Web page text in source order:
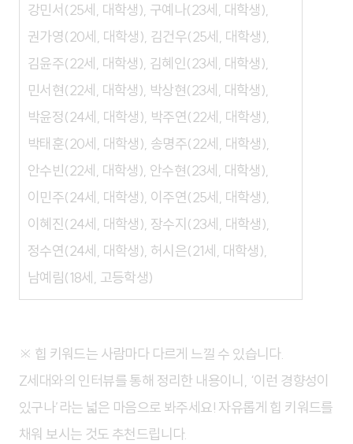
강민서(25세, 대학생), 구예나(23세, 대학생),
권가영(20세, 대학생), 김건우(25세, 대학생),
김윤주(22세, 대학생), 김혜인(23세, 대학생),
민서현(22세, 대학생), 박상현(23세, 대학생),
박윤정(24세, 대학생), 박주연(22세, 대학생),
박태훈(20세, 대학생), 송명주(22세, 대학생),
안수빈(22세, 대학생), 안수현(23세, 대학생),
이민주(24세, 대학생), 이주연(25세, 대학생),
이혜진(24세, 대학생), 장수지(23세, 대학생),
정수연(24세, 대학생), 허시은(21세, 대학생),
남예림(18세, 고등학생)
※ 힙 키워드는 사람마다 다르게 느낄 수 있습니다.
Z세대와의 인터뷰를 통해 정리한 내용이니, ‘이런 경향성이
있구나’라는 넓은 마음으로 봐주세요! 자유롭게 힙 키워드를
채워 보시는 것도 추천드립니다.